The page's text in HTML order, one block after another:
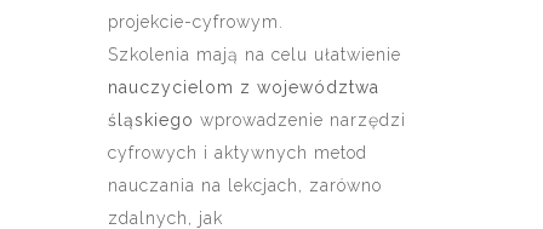
projekcie-cyfrowym.
Szkolenia mają na celu ułatwienie
nauczycielom z województwa
śląskiego wprowadzenie narzędzi
cyfrowych i aktywnych metod
nauczania na lekcjach, zarówno
zdalnych, jak